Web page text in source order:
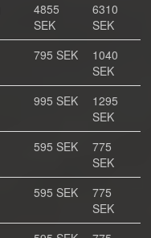
4855
SEK
6310
SEK
795 SEK
1040
SEK
995 SEK
1295
SEK
595 SEK
775
SEK
595 SEK
775
SEK